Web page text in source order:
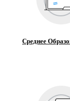
Среднее